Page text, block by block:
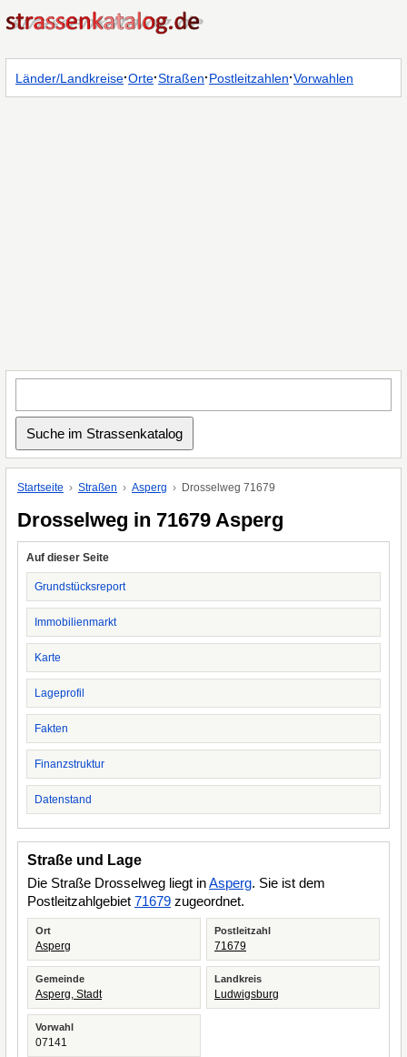
Länder/Landkreise·Orte·Straßen·Postleitzahlen·Vorwahlen
Startseite Straßen Asperg Drosselweg 71679
Drosselweg in 71679 Asperg
Auf dieser Seite
Grundstücksreport
Immobilienmarkt
Karte
Lageprofil
Fakten
Finanzstruktur
Datenstand
Straße und Lage
Die Straße Drosselweg liegt inAsperg. Sie ist dem
Postleitzahlgebiet 71679 zugeordnet.
Ort
Asperg
Postleitzahl
71679
Gemeinde
Asperg, Stadt
Landkreis
Ludwigsburg
Vorwahl
07141